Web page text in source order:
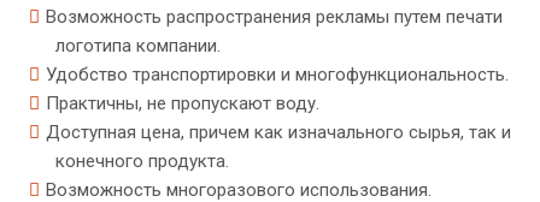
Возможность распространения рекламы путем печати
логотипа компании.
Удобство транспортировки и многофункциональность.
Практичны, не пропускают воду.
Доступная цена, причем как изначального сырья, так и
конечного продукта.
Возможность многоразового использования.